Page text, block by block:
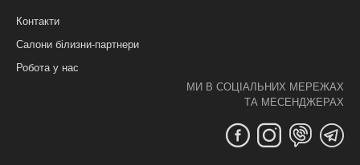
Контакти
Салони білизни-партнери
Робота у нас
МИ В СОЦІАЛЬНИХ МЕРЕЖАХ
ТА МЕСЕНДЖЕРАХ